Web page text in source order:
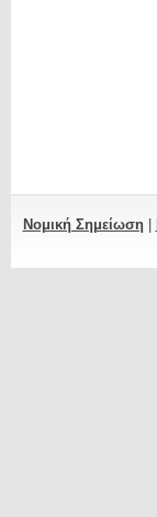
Νομική Σημείωση|